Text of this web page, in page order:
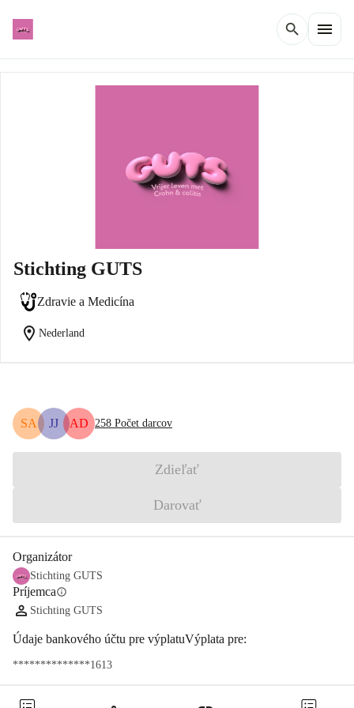
search menu
Stichting GUTS
Zdravie a Medicína
location_on Nederland
SA JJ AD 258 Počet darcov
Zdieľať
Darovať
Organizátor
Stichting GUTS
Príjemcainfo
Stichting GUTS
Údaje bankového účtu pre výplatuVýplata pre:
**************1613